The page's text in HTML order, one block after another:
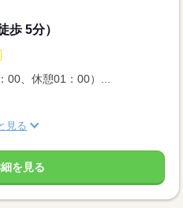
歩 5分）
00、休憩01：00）...
見る
を見る